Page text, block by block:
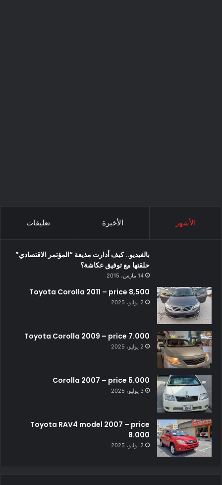
الأشهر الأخيرة تعليقات
بالفيديو.. كيف أدارت مذيعة “المؤتمر الاقتصادي”
حلقتها مع توفيق عكاشة؟
14 مارس، 2015
Toyota Corolla 2011 – price 8,500
2 يوليو، 2025
Toyota Corolla 2009 – price 7.000
2 يوليو، 2025
Corolla 2007 – price 5.000
3 يوليو، 2025
Toyota RAV4 model 2007 – price
8.000
2 يوليو، 2025